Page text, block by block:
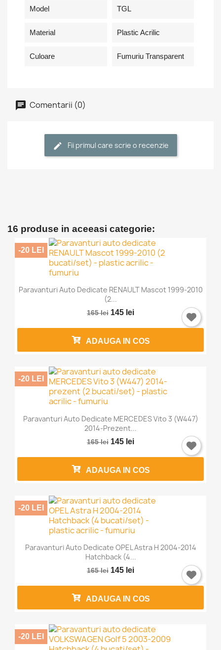
Model TGL
Material Plastic Acrilic
Culoare Fumuriu Transparent
Comentarii (0)
Fii primul care scrie o recenzie
16 produse in aceeasi categorie:
Paravanturi Auto Dedicate RENAULT Mascot 1999-2010
(2...
165 lei 145 lei
-20 LEI
ADAUGA IN COS
Paravanturi Auto Dedicate MERCEDES Vito 3 (W447)
2014-Prezent...
165 lei 145 lei
-20 LEI
ADAUGA IN COS
Paravanturi Auto Dedicate OPEL Astra H 2004-2014
Hatchback (4...
165 lei 145 lei
-20 LEI
ADAUGA IN COS
-20 LEI